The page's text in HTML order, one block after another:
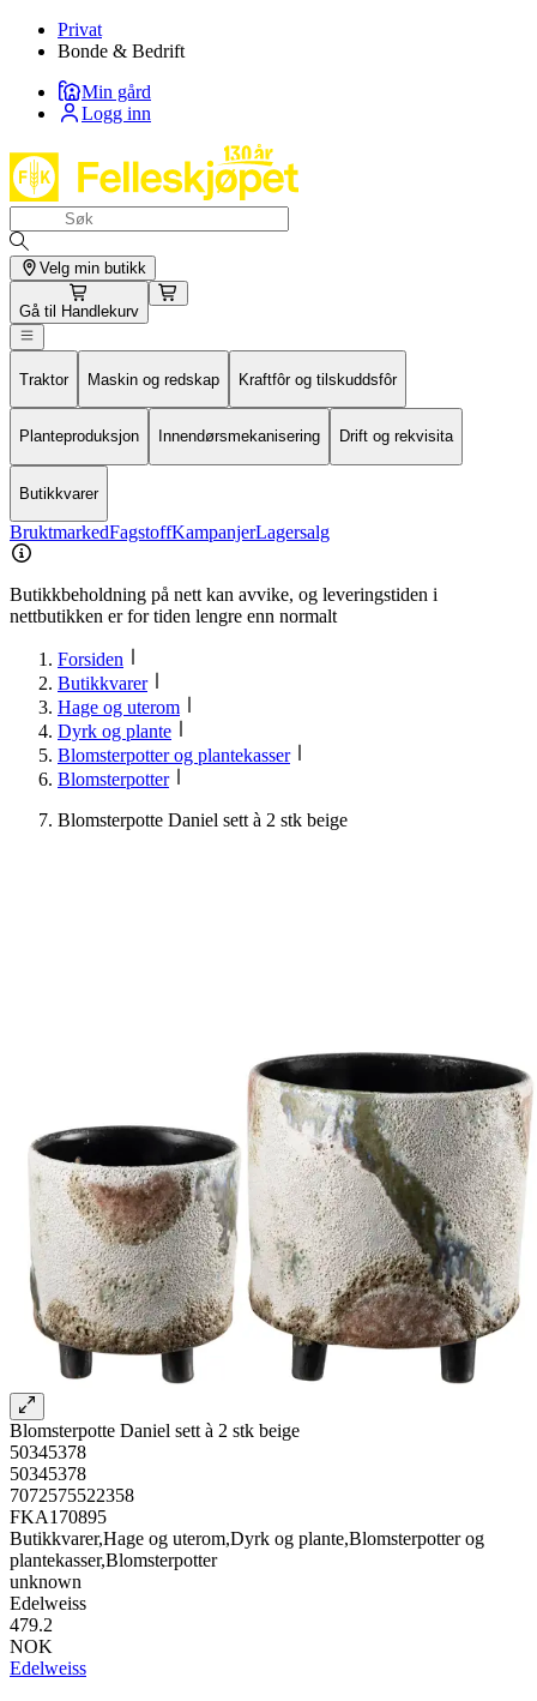
Privat
Bonde & Bedrift
Min gård
Logg inn
Velg min butikk
Gå til Handlekurv
Traktor Maskin og redskap Kraftfôr og tilskuddsfôr
Planteproduksjon Innendørsmekanisering Drift og rekvisita
Butikkvarer
BruktmarkedFagstoffKampanjerLagersalg
Butikkbeholdning på nett kan avvike, og leveringstiden i
nettbutikken er for tiden lengre enn normalt
Forsiden
Butikkvarer
Hage og uterom
Dyrk og plante
Blomsterpotter og plantekasser
Blomsterpotter
Blomsterpotte Daniel sett à 2 stk beige
Blomsterpotte Daniel sett à 2 stk beige
50345378
50345378
7072575522358
FKA170895
Butikkvarer,Hage og uterom,Dyrk og plante,Blomsterpotter og
plantekasser,Blomsterpotter
unknown
Edelweiss
479.2
NOK
Edelweiss